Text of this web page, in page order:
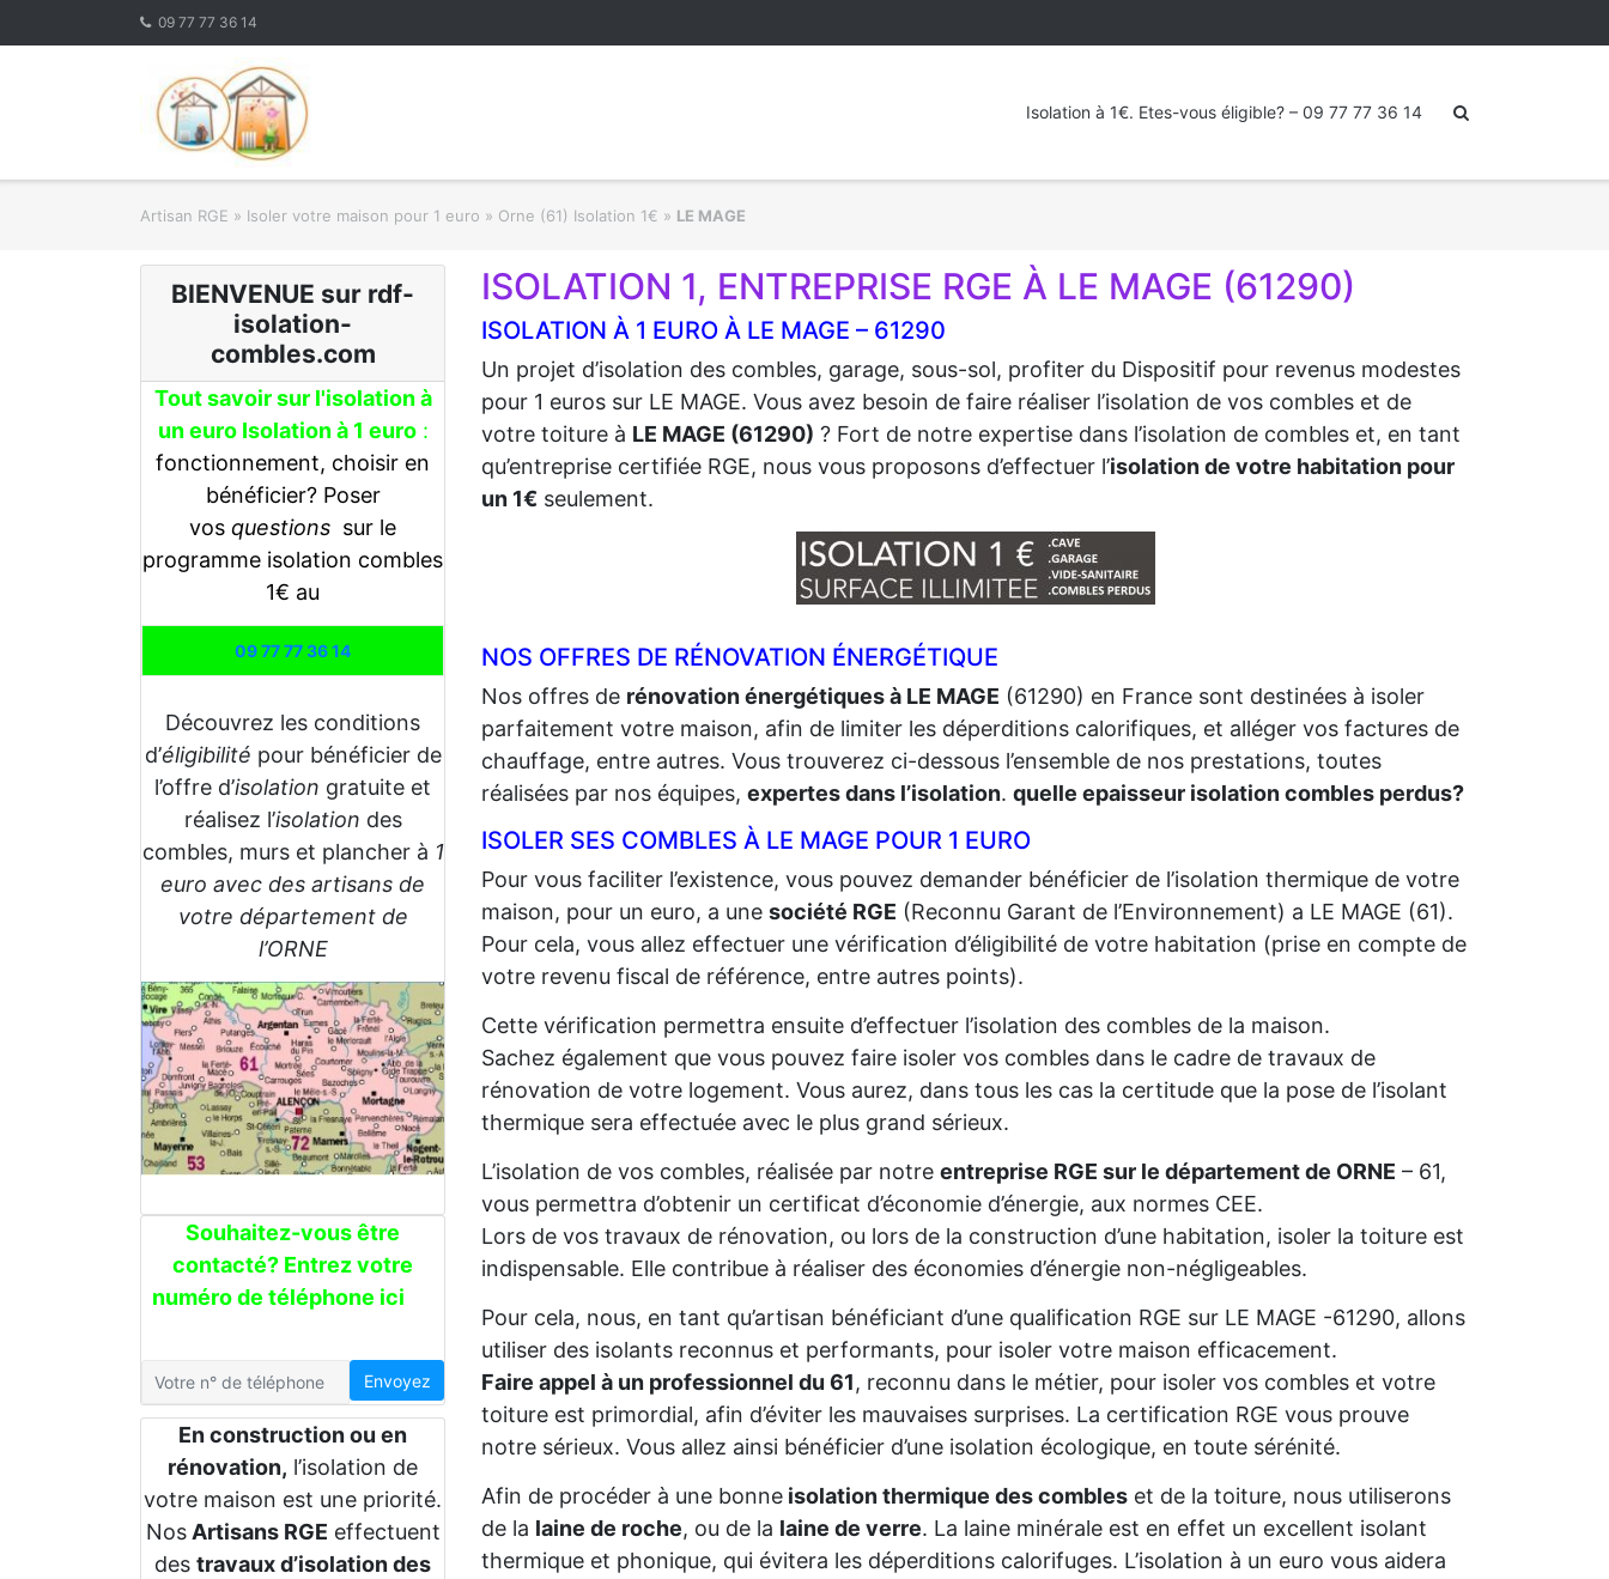
09 77 77 36 14
Isolation à 1€. Etes-vous éligible? – 09 77 77 36 14
Artisan RGE » Isoler votre maison pour 1 euro » Orne (61) Isolation 1€ » LE MAGE
BIENVENUE sur rdf-
isolation-
combles.com
Tout savoir sur l'isolation à
un euro Isolation à 1 euro:
fonctionnement, choisir en
bénéficier? Poser
vos questions sur le
programme isolation combles
1€ au
09 77 77 36 14
Découvrez les conditions
d’éligibilité pour bénéficier de
l’offre d’isolation gratuite et
réalisez l’isolation des
combles, murs et plancher à 1
euro avec des artisans de
votre département de
l’ORNE
Souhaitez-vous être
contacté? Entrez votre
numéro de téléphone ici
Envoyez
En construction ou en
rénovation, l’isolation de
votre maison est une priorité.
NosArtisans RGE effectuent
des travaux d’isolation des
ISOLATION 1, ENTREPRISE RGE À LE MAGE (61290)
ISOLATION À 1 EURO À LE MAGE – 61290
Un projet d’isolation des combles, garage, sous-sol, profiter du Dispositif pour revenus modestes
pour 1 euros sur LE MAGE. Vous avez besoin de faire réaliser l’isolation de vos combles et de
votre toiture à LE MAGE (61290) ? Fort de notre expertise dans l’isolation de combles et, en tant
qu’entreprise certifiée RGE, nous vous proposons d’effectuer l’isolation de votre habitation pour
un 1€ seulement.
NOS OFFRES DE RÉNOVATION ÉNERGÉTIQUE
Nos offres de rénovation énergétiques à LE MAGE (61290) en France sont destinées à isoler
parfaitement votre maison, afin de limiter les déperditions calorifiques, et alléger vos factures de
chauffage, entre autres. Vous trouverez ci-dessous l’ensemble de nos prestations, toutes
réalisées par nos équipes, expertes dans l’isolation. quelle epaisseur isolation combles perdus?
ISOLER SES COMBLES À LE MAGE POUR 1 EURO
Pour vous faciliter l’existence, vous pouvez demander bénéficier de l’isolation thermique de votre
maison, pour un euro, a une société RGE (Reconnu Garant de l’Environnement) a LE MAGE (61).
Pour cela, vous allez effectuer une vérification d’éligibilité de votre habitation (prise en compte de
votre revenu fiscal de référence, entre autres points).
Cette vérification permettra ensuite d’effectuer l’isolation des combles de la maison.
Sachez également que vous pouvez faire isoler vos combles dans le cadre de travaux de
rénovation de votre logement. Vous aurez, dans tous les cas la certitude que la pose de l’isolant
thermique sera effectuée avec le plus grand sérieux.
L’isolation de vos combles, réalisée par notre entreprise RGE sur le département de ORNE – 61,
vous permettra d’obtenir un certificat d’économie d’énergie, aux normes CEE.
Lors de vos travaux de rénovation, ou lors de la construction d’une habitation, isoler la toiture est
indispensable. Elle contribue à réaliser des économies d’énergie non-négligeables.
Pour cela, nous, en tant qu’artisan bénéficiant d’une qualification RGE sur LE MAGE -61290, allons
utiliser des isolants reconnus et performants, pour isoler votre maison efficacement.
Faire appel à un professionnel du 61, reconnu dans le métier, pour isoler vos combles et votre
toiture est primordial, afin d’éviter les mauvaises surprises. La certification RGE vous prouve
notre sérieux. Vous allez ainsi bénéficier d’une isolation écologique, en toute sérénité.
Afin de procéder à une bonne isolation thermique des combles et de la toiture, nous utiliserons
de la laine de roche, ou de la laine de verre. La laine minérale est en effet un excellent isolant
thermique et phonique, qui évitera les déperditions calorifuges. L’isolation à un euro vous aidera